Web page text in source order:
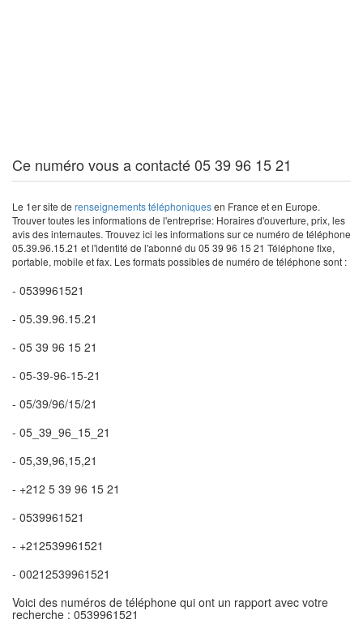
Ce numéro vous a contacté 05 39 96 15 21
Le 1er site de renseignements téléphoniquesen France et en Europe.
Trouver toutes les informations de l'entreprise: Horaires d'ouverture, prix, les
avis des internautes. Trouvez ici les informations sur ce numéro de téléphone
05.39.96.15.21 et l'identité de l'abonné du 05 39 96 15 21 Téléphone fixe,
portable, mobile et fax. Les formats possibles de numéro de téléphone sont :
- 0539961521
- 05.39.96.15.21
- 05 39 96 15 21
- 05-39-96-15-21
- 05/39/96/15/21
- 05_39_96_15_21
- 05,39,96,15,21
- +212 5 39 96 15 21
- 0539961521
- +212539961521
- 00212539961521
Voici des numéros de téléphone qui ont un rapport avec votre
recherche : 0539961521